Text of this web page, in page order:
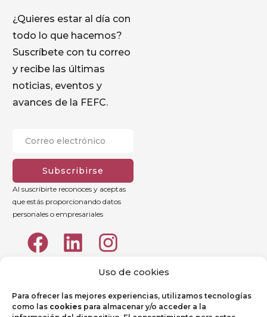
Uso de cookies
Para ofrecer las mejores experiencias, utilizamos tecnologías
como las cookies para almacenar y/o acceder a la
¿Quieres estar al día con
todo lo que hacemos?
Suscríbete con tu correo
y recibe las últimas
noticias, eventos y
avances de la FEFC.
Subscribirse
Al suscribirte reconoces y aceptas
que estás proporcionando datos
personales o empresariales